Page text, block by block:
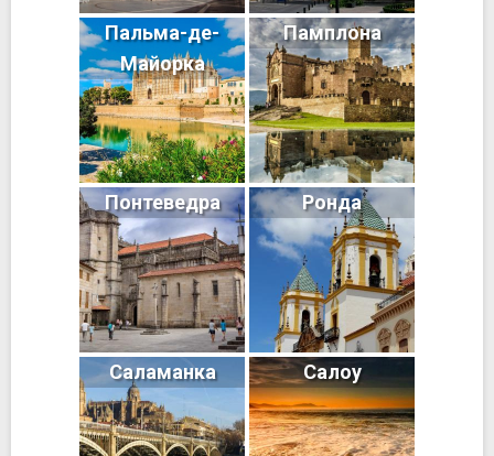
Пальма-де-
Майорка
Памплона
Понтеведра Ронда
Саламанка Салоу